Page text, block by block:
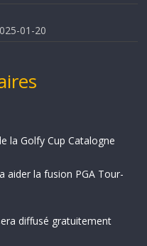
01-20
la Golfy Cup Catalogne
aider la fusion PGA Tour-
diffusé gratuitement